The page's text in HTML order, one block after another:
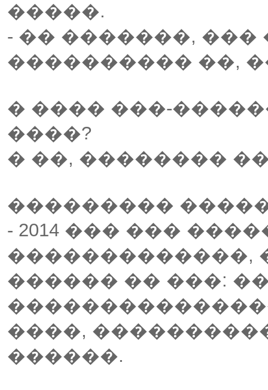
�����.
- �� �������,
���������� ��,
� ���� ���-
����?
� ��, ��������
���������
- 2014 ��� ���
�������������,
������ �� ���:
����,
������.